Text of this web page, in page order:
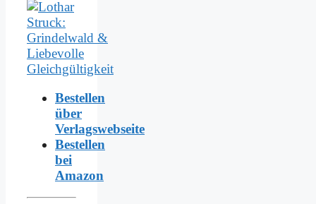
Bestellen
über
Verlagswebseite
Bestellen
bei
Amazon